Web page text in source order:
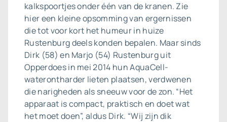
kalkspoortjes onder één van de kranen. Zie
hier een kleine opsomming van ergernissen
die tot voor kort het humeur in huize
Rustenburg deels konden bepalen. Maar sinds
Dirk (58) en Marjo (54) Rustenburg uit
Opperdoes in mei 2014 hun AquaCell-
waterontharder lieten plaatsen, verdwenen
die narigheden als sneeuw voor de zon. “Het
apparaat is compact, praktisch en doet wat
het moet doen”, aldus Dirk. “Wij zijn dik